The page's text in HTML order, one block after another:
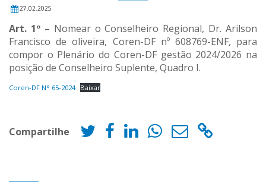
27.02.2025
Art. 1º – Nomear o Conselheiro Regional, Dr. Arilson
Francisco de oliveira, Coren-DF nº 608769-ENF, para
compor o Plenário do Coren-DF gestão 2024/2026 na
posição de Conselheiro Suplente, Quadro I.
Coren-DF N° 65-2024 Baixar
Compartilhe